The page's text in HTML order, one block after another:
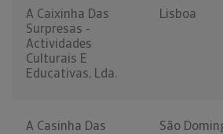
A Caixinha Das
Surpresas -
Actividades
Culturais E
Educativas, Lda.
Lisboa
A Casinha Das
São